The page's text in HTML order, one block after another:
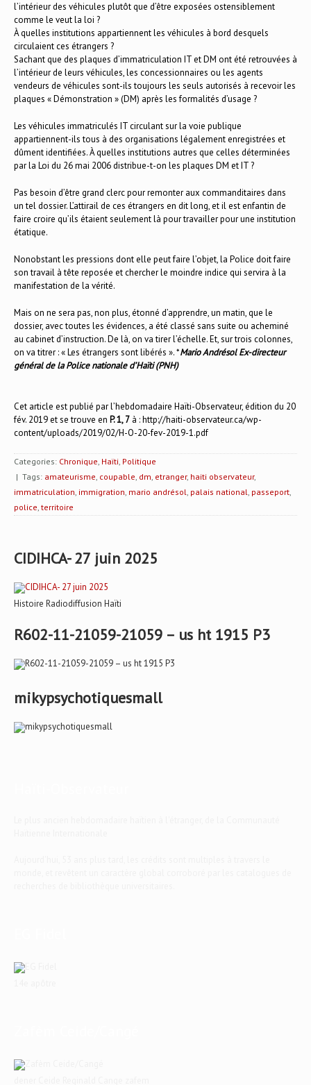
l’intérieur des véhicules plutôt que d’être exposées ostensiblement
comme le veut la loi ?
À quelles institutions appartiennent les véhicules à bord desquels
circulaient ces étrangers ?
Sachant que des plaques d’immatriculation IT et DM ont été retrouvées à
l’intérieur de leurs véhicules, les concessionnaires ou les agents
vendeurs de véhicules sont-ils toujours les seuls autorisés à recevoir les
plaques « Démonstration » (DM) après les formalités d’usage ?
Les véhicules immatriculés IT circulant sur la voie publique
appartiennent-ils tous à des organisations légalement enregistrées et
dûment identifiées. À quelles institutions autres que celles déterminées
par la Loi du 26 mai 2006 distribue-t-on les plaques DM et IT ?
Pas besoin d’être grand clerc pour remonter aux commanditaires dans
un tel dossier. L’attirail de ces étrangers en dit long, et il est enfantin de
faire croire qu’ils étaient seulement là pour travailler pour une institution
étatique.
Nonobstant les pressions dont elle peut faire l’objet, la Police doit faire
son travail à tête reposée et chercher le moindre indice qui servira à la
manifestation de la vérité.
Mais on ne sera pas, non plus, étonné d’apprendre, un matin, que le
dossier, avec toutes les évidences, a été classé sans suite ou acheminé
au cabinet d’instruction. De là, on va tirer l’échelle. Et, sur trois colonnes,
on va titrer : « Les étrangers sont libérés ». *Mario Andrésol Ex-directeur
général de la Police nationale d’Haïti (PNH)
Cet article est publié par l’hebdomadaire Haïti-Observateur, édition du 20
fév. 2019 et se trouve en P. 1, 7 à :http://haiti-observateur.ca/wp-
content/uploads/2019/02/H-O-20-fev-2019-1.pdf
Categories: Chronique, Haïti, Politique
| Tags: amateurisme, coupable, dm, etranger, haiti observateur,
immatriculation, immigration, mario andrésol, palais national, passeport,
police, territoire
CIDIHCA- 27 juin 2025
Histoire Radiodiffusion Haïti
R602-11-21059-21059 – us ht 1915 P3
mikypsychotiquesmall